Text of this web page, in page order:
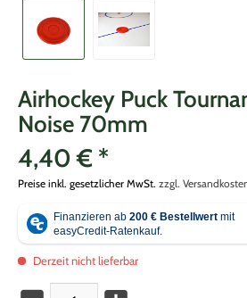
Airhockey Puck
Noise 70mm
4,40 € *
Preise inkl. gesetzlicher MwSt. zzgl.
Derzeit nicht lieferbar